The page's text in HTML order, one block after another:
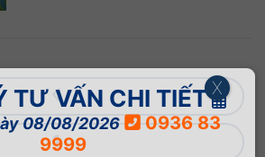
1
TƯ VẤN CHI TIẾT
08/08/2026
0936 83
9999
X